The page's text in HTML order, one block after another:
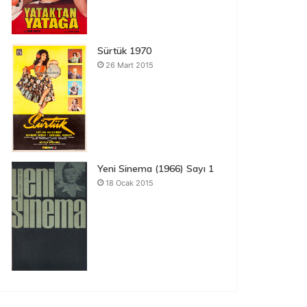
Sürtük 1970
26 Mart 2015
Yeni Sinema (1966) Sayı 1
18 Ocak 2015